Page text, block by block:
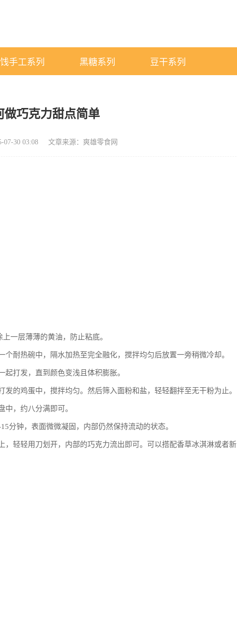
手工系列 黑糖系列 豆干系列
做巧克力甜点简单
07-30 03:08 文章来源：爽雄零食网
一层薄薄的黄油，防止粘底。
耐热碗中，隔水加热至完全融化，搅拌均匀后放置一旁稍微冷却。
打发，直到颜色变浅且体积膨胀。
的鸡蛋中，搅拌均匀。然后筛入面粉和盐，轻轻翻拌至无干粉为止。
，约八分满即可。
分钟，表面微微凝固，内部仍然保持流动的状态。
，轻轻用刀划开，内部的巧克力流出即可。可以搭配香草冰淇淋或者新